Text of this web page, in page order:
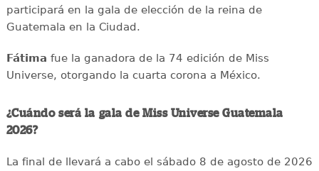
participará en la gala de elección de la reina de
Guatemala en la Ciudad.
Fátima fue la ganadora de la 74 edición de Miss
Universe, otorgando la cuarta corona a México.
¿Cuándo será la gala de Miss Universe Guatemala
2026?
La final de llevará a cabo el sábado 8 de agosto de 2026